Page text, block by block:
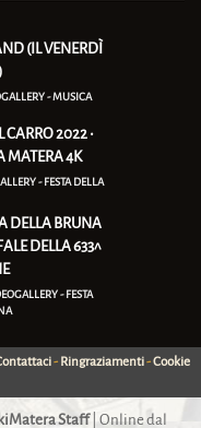
(IL VENERDÌ
- MUSICA
CARRO 2022 •
MATERA 4K
- FESTA DELLA
DELLA BRUNA
DELLA 633^
- FESTA
- Ringraziamenti-Cookie
Staff| Online dal